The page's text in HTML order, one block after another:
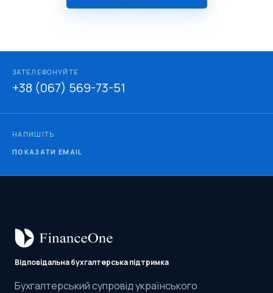
ЗАТЕЛЕФОНУЙТЕ
+38 (067) 569-73-51
НАПИШІТЬ
ПОКАЗАТИ EMAIL
Відповідальна бухгалтерська підтримка
Бухгалтерський супровід українського